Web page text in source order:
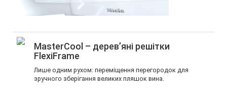
MasterCool – дерев’яні решітки
FlexiFrame
Лише одним рухом: переміщення перегородок для
зручного зберігання великих пляшок вина.